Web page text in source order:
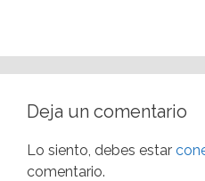
Deja un comentario
Lo siento, debes estar
comentario.